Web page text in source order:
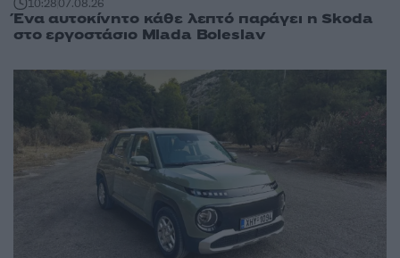
10:2807.08.26
Ένα αυτοκίνητο κάθε λεπτό παράγει η Skoda
στο εργοστάσιο Mlada Boleslav